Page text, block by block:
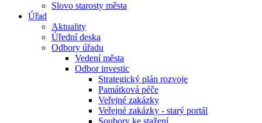
Slovo starosty města
Úřad
Aktuality
Úřední deska
Odbory úřadu
Vedení města
Odbor investic
Strategický plán rozvoje
Památková péče
Veřejné zakázky
Veřejné zakázky - starý portál
Soubory ke stažení